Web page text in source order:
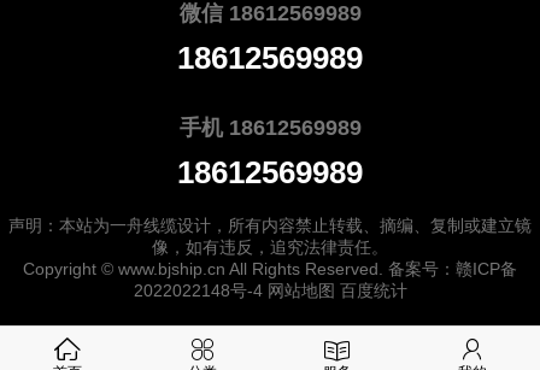
微信 18612569989
18612569989
手机 18612569989
18612569989
声明：本站为一舟线缆设计，所有内容禁止转载、摘编、复制或建立镜
像，如有违反，追究法律责任。
Copyright © www.bjship.cn All Rights Reserved. 备案号： 赣ICP备
2022022148号-4 网站地图 百度统计